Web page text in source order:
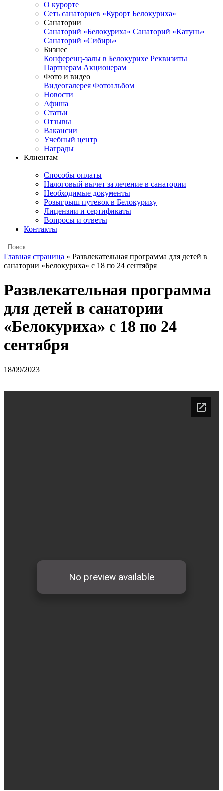
О курорте
Сеть санаториев «Курорт Белокуриха»
Санатории
Санаторий «Белокуриха» Санаторий «Катунь»
Санаторий «Сибирь»
Бизнес
Конференц-залы в Белокурихе Реквизиты
Партнерам Акционерам
Фото и видео
Видеогалерея Фотоальбом
Новости
Афиша
Статьи
Отзывы
Вакансии
Учебный центр
Награды
Клиентам
Способы оплаты
Налоговый вычет за лечение в санатории
Необходимые документы
Розыгрыш путевок в Белокуриху
Лицензии и сертификаты
Вопросы и ответы
Контакты
Главная страница » Развлекательная программа для детей в
санатории «Белокуриха» с 18 по 24 сентября
Развлекательная программа
для детей в санатории
«Белокуриха» с 18 по 24
сентября
18/09/2023